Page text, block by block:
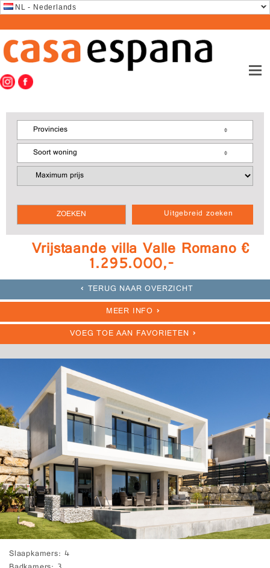
NL - Nederlands
Uitgebreid zoeken
Provincies
Soort woning
Vrijstaande villa Valle Romano €
1.295.000,-
TERUG NAAR OVERZICHT
MEER INFO
VOEG TOE AAN FAVORIETEN
Slaapkamers 4